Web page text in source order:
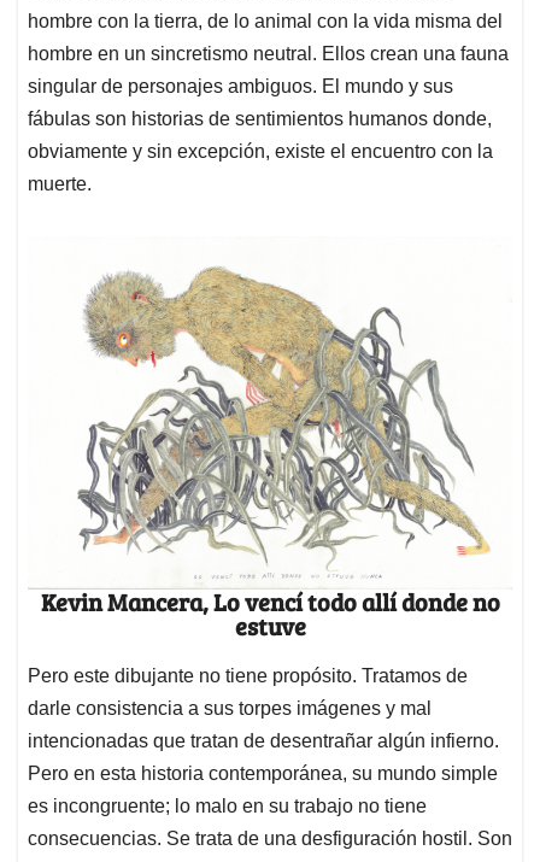
hombre con la tierra, de lo animal con la vida misma del
hombre en un sincretismo neutral. Ellos crean una fauna
singular de personajes ambiguos. El mundo y sus
fábulas son historias de sentimientos humanos donde,
obviamente y sin excepción, existe el encuentro con la
muerte.
Kevin Mancera, Lo vencí todo allí donde no
estuve
Pero este dibujante no tiene propósito. Tratamos de
darle consistencia a sus torpes imágenes y mal
intencionadas que tratan de desentrañar algún infierno.
Pero en esta historia contemporánea, su mundo simple
es incongruente; lo malo en su trabajo no tiene
consecuencias. Se trata de una desfiguración hostil. Son